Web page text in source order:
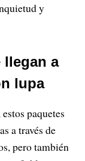
y
llegan a
lupa
paquetes
a través de
pero también